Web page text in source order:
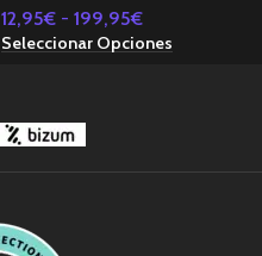
12,95€ - 199,95€
Seleccionar Opciones